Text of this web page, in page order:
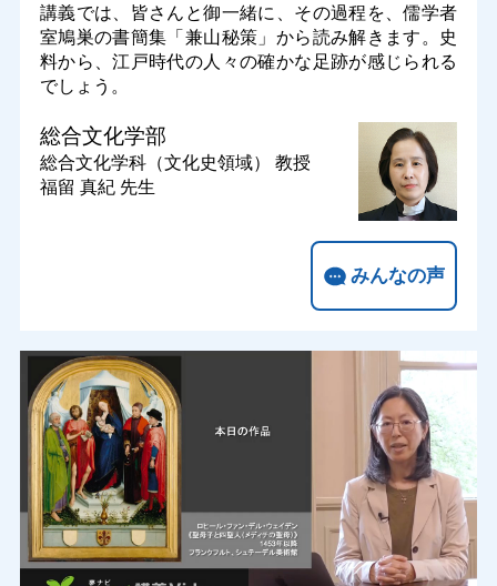
講義では、皆さんと御一緒に、その過程を、儒学者
室鳩巣の書簡集「兼山秘策」から読み解きます。史
料から、江戸時代の人々の確かな足跡が感じられる
でしょう。
総合文化学部
総合文化学科（文化史領域） 教授
福留 真紀 先生
みんなの声